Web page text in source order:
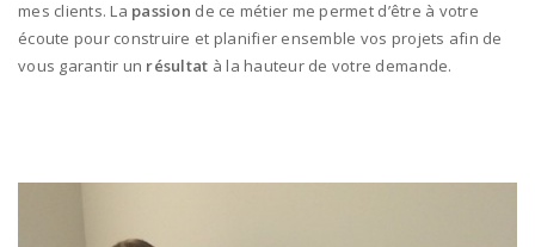
mes clients. La passion de ce métier me permet d’être à votre
écoute pour construire et planifier ensemble vos projets afin de
vous garantir un résultat à la hauteur de votre demande.